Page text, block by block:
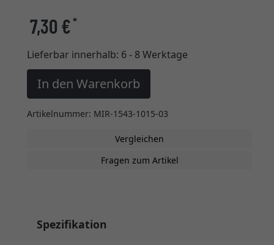
7,30 €*
Lieferbar innerhalb: 6 - 8 Werktage
In den Warenkorb
Artikelnummer: MIR-1543-1015-03
Vergleichen
Fragen zum Artikel
Spezifikation